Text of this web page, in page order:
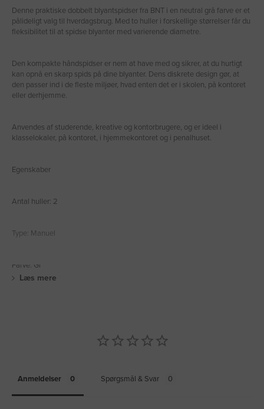
Denne praktiske dobbelt blyantspidser fra BNT i en neutral grå farve er et
pålideligt valg til hverdagsbrug. Med to huller i forskellige størrelser får du
fleksibilitet til at spidse blyanter med varierende diametre.
Den kompakte håndspidser er nem at have med og sikrer, at du hurtigt
kan opnå en skarp spids på dine blyanter. Dens diskrete design gør, at
den passer ind i de fleste miljøer, hvad enten det er i skolen, på kontoret
eller derhjemme.
Anvendes af studerende, kreative og kontorbrugere, og er ideel i
klasselokaler, på kontoret, i hjemmekontoret og i penalhuset.
Egenskaber
Antal huller: 2
Type: Manuel
Farve: Gr
Læs mere
Anmeldelser Spørgsmål & Svar